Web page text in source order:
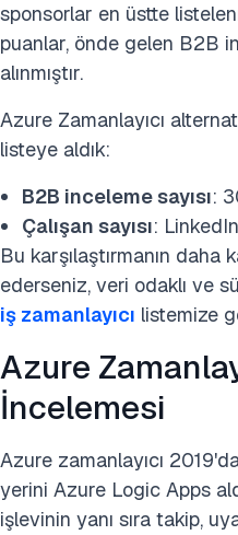
sponsorlar en üstte
puanlar, önde gelen B2B
alınmıştır.
Azure Zamanlayıcı
listeye aldık:
B2B inceleme sayısı:
Çalışan sayısı:
Bu karşılaştırmanın daha
ederseniz, veri odaklı ve
iş zamanlayıcı listemize
Azure
İncelemesi
Azure zamanlayıcı
yerini Azure Logic Apps
işlevinin yanı sıra takip,